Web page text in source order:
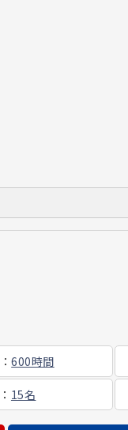
：600時間
： 15名